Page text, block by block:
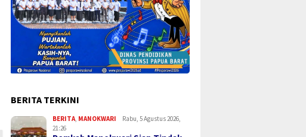
BERITA TERKINI
BERITA MANOKWARI
Rabu, 5 Agustus 2026,
21:26